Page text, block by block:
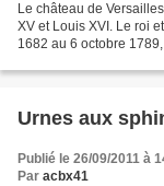
Le château de
XV et Louis XVI. Le roi
1682 au 6 octobre
Urnes aux
Publié le 26/09/2011 à
Par acbx41